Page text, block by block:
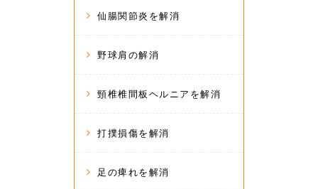
仙腸関節炎を解消
野球肩の解消
頸椎椎間板ヘルニアを解消
打撲損傷を解消
足の痺れを解消